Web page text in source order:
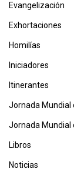
Evangelización
Exhortaciones
Homilías
Iniciadores
Itinerantes
Jornada Mundial
Jornada Mundial
Libros
Noticias